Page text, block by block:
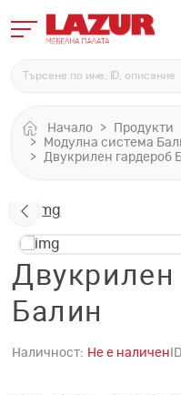
Начало Продукти
Модулна система
Двукрилен гардероб
Двукрилен
Балин
Наличност: Не е наличен